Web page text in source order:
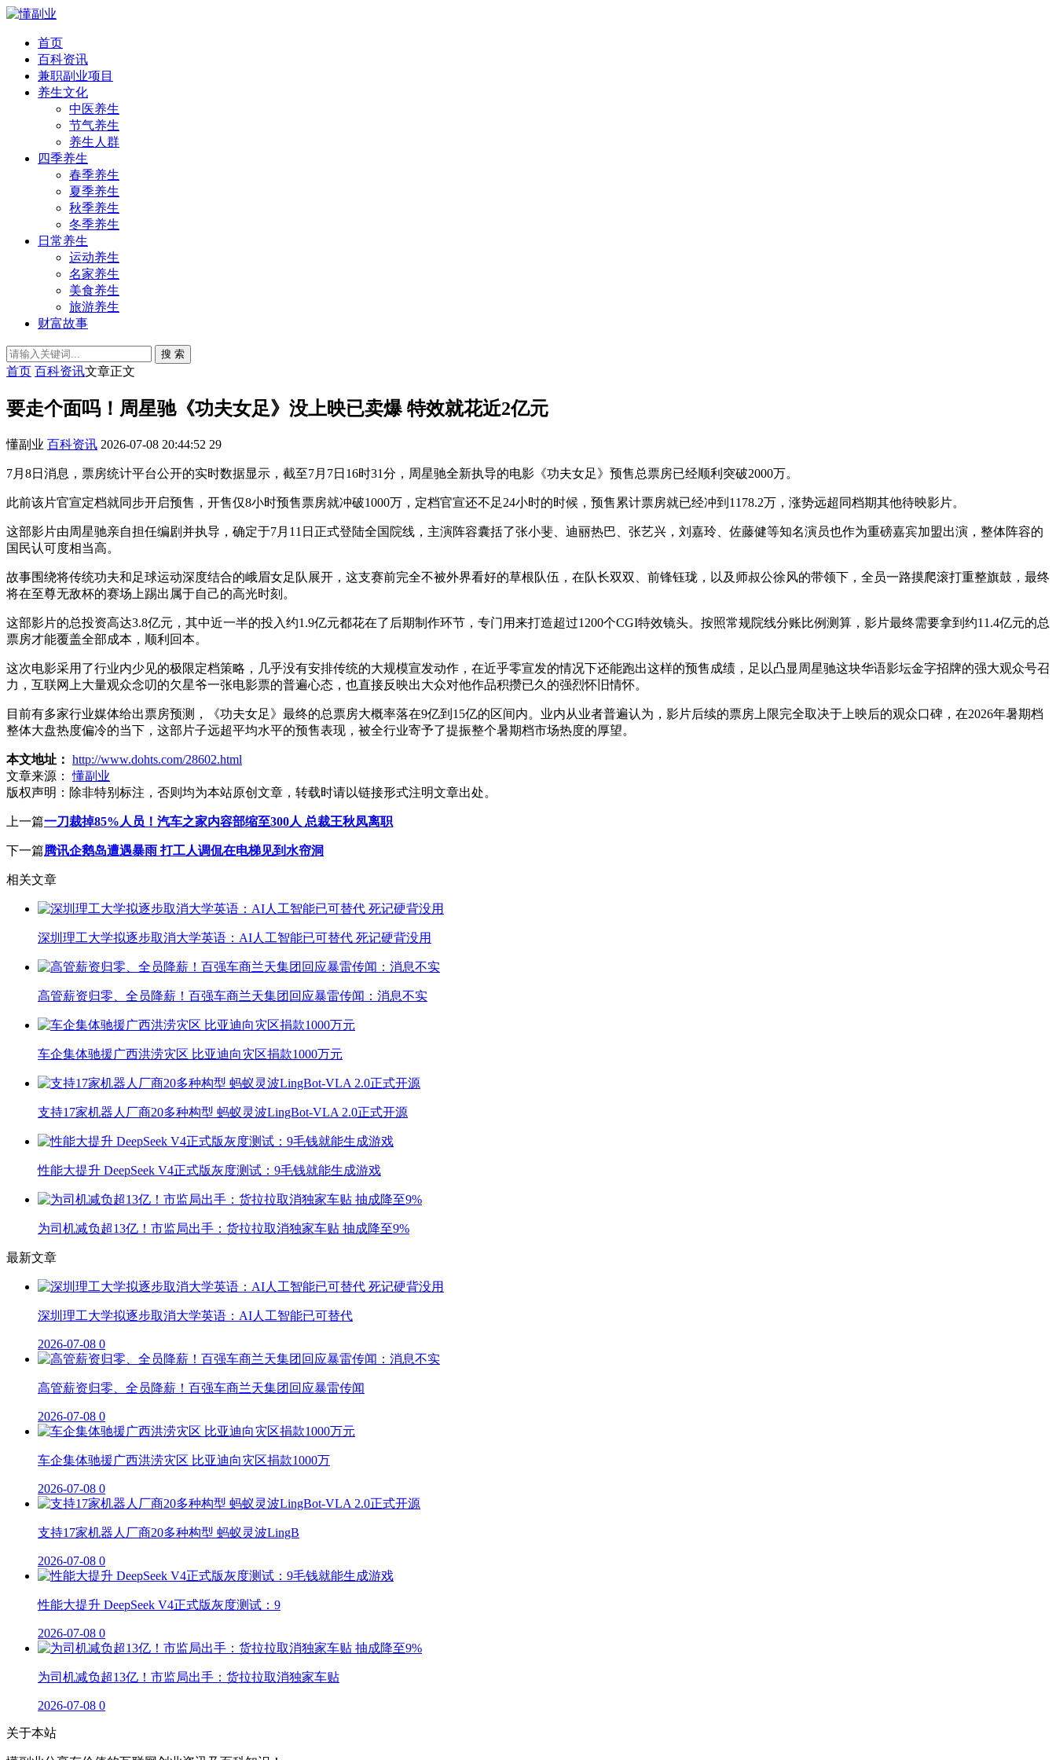
首页
百科资讯
兼职副业项目
养生文化
中医养生
节气养生
养生人群
四季养生
春季养生
夏季养生
秋季养生
冬季养生
日常养生
运动养生
名家养生
美食养生
旅游养生
财富故事
搜 索
首页 百科资讯文章正文
要走个面吗！周星驰《功夫女足》没上映已卖爆 特效就花近2亿元
懂副业 百科资讯 2026-07-08 20:44:52 29
7月8日消息，票房统计平台公开的实时数据显示，截至7月7日16时31分，周星驰全新执导的电影《功夫女足》预售总票房已经顺利突破2000万。
此前该片官宣定档就同步开启预售，开售仅8小时预售票房就冲破1000万，定档官宣还不足24小时的时候，预售累计票房就已经冲到1178.2万，涨势远超同档期其他待映影片。
这部影片由周星驰亲自担任编剧并执导，确定于7月11日正式登陆全国院线，主演阵容囊括了张小斐、迪丽热巴、张艺兴，刘嘉玲、佐藤健等知名演员也作为重磅嘉宾加盟出演，整体阵容的
国民认可度相当高。
故事围绕将传统功夫和足球运动深度结合的峨眉女足队展开，这支赛前完全不被外界看好的草根队伍，在队长双双、前锋钰珑，以及师叔公徐风的带领下，全员一路摸爬滚打重整旗鼓，最终
将在至尊无敌杯的赛场上踢出属于自己的高光时刻。
这部影片的总投资高达3.8亿元，其中近一半的投入约1.9亿元都花在了后期制作环节，专门用来打造超过1200个CGI特效镜头。按照常规院线分账比例测算，影片最终需要拿到约11.4亿元的总
票房才能覆盖全部成本，顺利回本。
这次电影采用了行业内少见的极限定档策略，几乎没有安排传统的大规模宣发动作，在近乎零宣发的情况下还能跑出这样的预售成绩，足以凸显周星驰这块华语影坛金字招牌的强大观众号召
力，互联网上大量观众念叨的欠星爷一张电影票的普遍心态，也直接反映出大众对他作品积攒已久的强烈怀旧情怀。
目前有多家行业媒体给出票房预测，《功夫女足》最终的总票房大概率落在9亿到15亿的区间内。业内从业者普遍认为，影片后续的票房上限完全取决于上映后的观众口碑，在2026年暑期档
整体大盘热度偏冷的当下，这部片子远超平均水平的预售表现，被全行业寄予了提振整个暑期档市场热度的厚望。
本文地址： http://www.dohts.com/28602.html
文章来源：
懂副业
版权声明： 除非特别标注，否则均为本站原创文章，转载时请以链接形式注明文章出处。
上一篇一刀裁掉85%人员！汽车之家内容部缩至300人 总裁王秋凤离职
下一篇腾讯企鹅岛遭遇暴雨 打工人调侃在电梯见到水帘洞
相关文章
深圳理工大学拟逐步取消大学英语：AI人工智能已可替代 死记硬背没用
高管薪资归零、全员降薪！百强车商兰天集团回应暴雷传闻：消息不实
车企集体驰援广西洪涝灾区 比亚迪向灾区捐款1000万元
支持17家机器人厂商20多种构型 蚂蚁灵波LingBot-VLA 2.0正式开源
性能大提升 DeepSeek V4正式版灰度测试：9毛钱就能生成游戏
为司机减负超13亿！市监局出手：货拉拉取消独家车贴 抽成降至9%
最新文章
深圳理工大学拟逐步取消大学英语：AI人工智能已可替代
2026-07-08 0
高管薪资归零、全员降薪！百强车商兰天集团回应暴雷传闻
2026-07-08 0
车企集体驰援广西洪涝灾区 比亚迪向灾区捐款1000万
2026-07-08 0
支持17家机器人厂商20多种构型 蚂蚁灵波LingB
2026-07-08 0
性能大提升 DeepSeek V4正式版灰度测试：9
2026-07-08 0
为司机减负超13亿！市监局出手：货拉拉取消独家车贴
2026-07-08 0
关于本站